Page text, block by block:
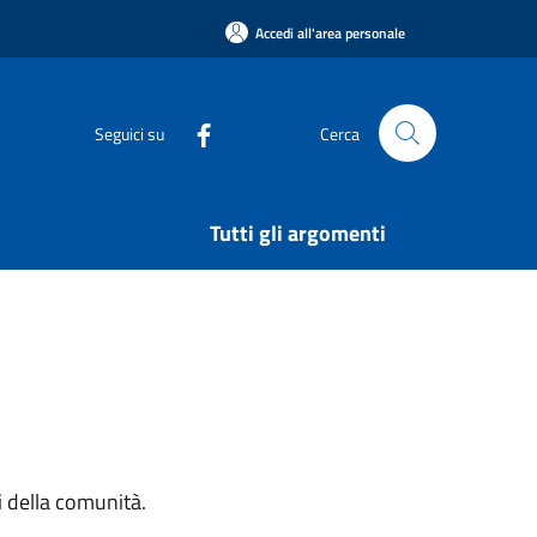
Accedi all'area personale
Seguici su Cerca
Tutti gli argomenti
della comunità.